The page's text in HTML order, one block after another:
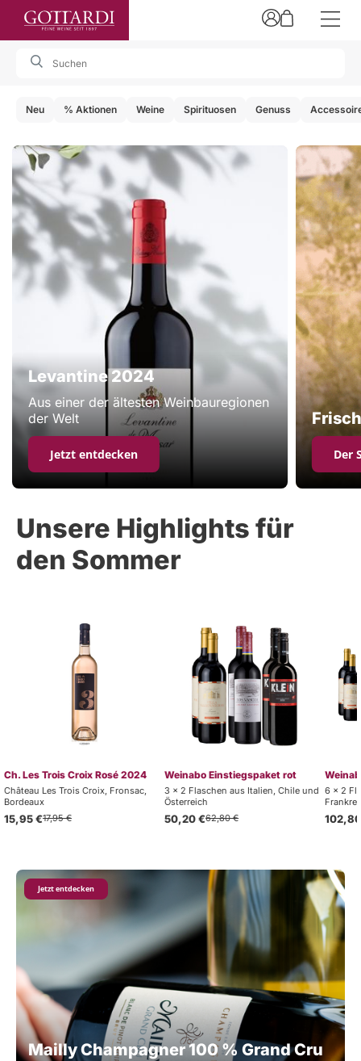
Suche
Neu % Aktionen Weine Spirituosen Genuss
Levantine 2024
Aus einer der ältesten Weinbauregionen
der Welt
Jetzt entdecken Der
Unsere Highlights für
den Sommer
Ch. Les Trois Croix Rosé 2024
Château Les Trois Croix, Fronsac,
Bordeaux
15,95 €17,95 €
Weinabo Einstiegspaket rot
3 x 2 Flaschen aus Italien, Chile und
Österreich
50,20 €62,80 €
6 x 2
Mailly Champagner 100 % Grand Cru
Jetzt entdecken